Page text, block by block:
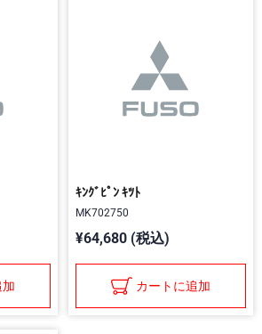
ｷﾝｸﾞﾋﾟﾝ ｷﾂﾄ
MK702750
¥64,680 (税込)
カートに追加